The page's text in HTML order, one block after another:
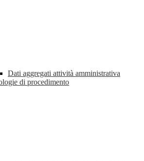
Dati aggregati attività amministrativa
di procedimento